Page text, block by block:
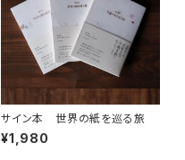
サイン本 世界の紙を巡る旅
¥1,980